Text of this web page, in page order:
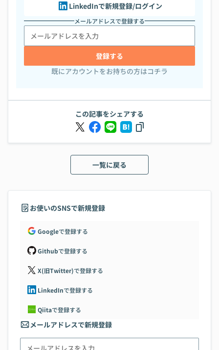
LinkedInで新規登録/ログイン
メールアドレスで登録する
登録する
既にアカウントをお持ちの方はコチラ
この記事をシェアする
一覧に戻る
お使いのSNSで新規登録
Googleで登録する
Githubで登録する
X(旧Twitter)で登録する
LinkedInで登録する
Qiitaで登録する
メールアドレスで新規登録